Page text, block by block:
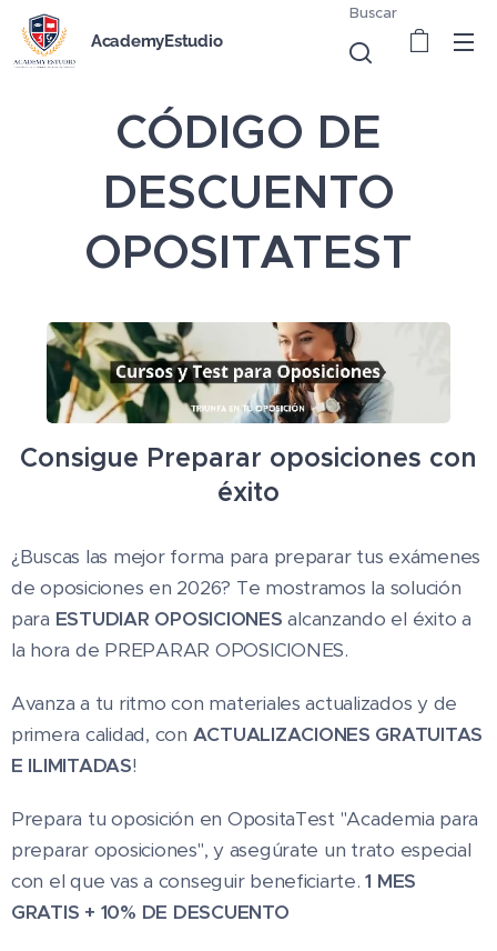
AcademyEstudio
Buscar
CÓDIGO DE
DESCUENTO
OPOSITATEST
Consigue Preparar oposiciones con
éxito
¿Buscas las mejor forma para preparar tus exámenes
de oposiciones en 2026? Te mostramos la solución
para ESTUDIAR OPOSICIONES alcanzando el éxito a
la hora de PREPARAR OPOSICIONES.
Avanza a tu ritmo con materiales actualizados y de
primera calidad, con ACTUALIZACIONES GRATUITAS
E ILIMITADAS!
Prepara tu oposición en OpositaTest "Academia para
preparar oposiciones", y asegúrate un trato especial
con el que vas a conseguir beneficiarte.1 MES
GRATIS + 10% DE DESCUENTO